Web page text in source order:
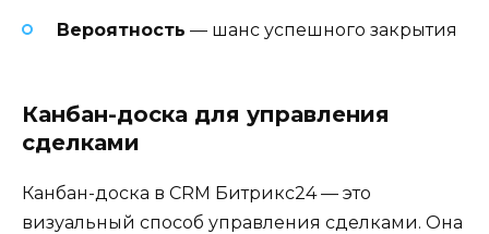
Вероятность — шанс успешного закрытия
Канбан-доска для управления
сделками
Канбан-доска в CRM Битрикс24 — это
визуальный способ управления сделками. Она